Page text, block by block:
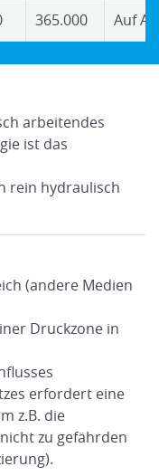
365.000 Auf
arbeitendes
ist das
rein hydraulisch
(andere Medien
Druckzone in
erfordert eine
z.B. die
zu gefährden